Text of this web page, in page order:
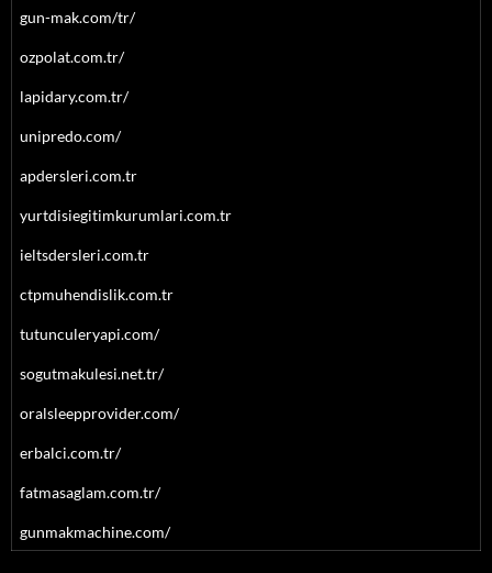
gun-mak.com/tr/
ozpolat.com.tr/
lapidary.com.tr/
unipredo.com/
apdersleri.com.tr
yurtdisiegitimkurumlari.com.tr
ieltsdersleri.com.tr
ctpmuhendislik.com.tr
tutunculeryapi.com/
sogutmakulesi.net.tr/
oralsleepprovider.com/
erbalci.com.tr/
fatmasaglam.com.tr/
gunmakmachine.com/